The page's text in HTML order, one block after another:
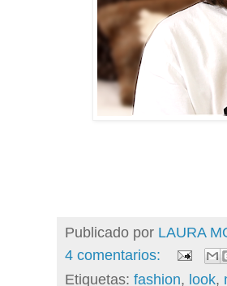
Publicado por LAURA
4 comentarios:
Etiquetas: fashion, look,